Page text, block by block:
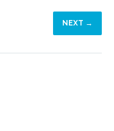
NEXT →